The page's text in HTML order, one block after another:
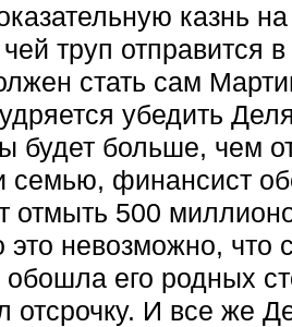
казнь
труп отправится в
стать сам
убедить
будет больше, чем
семью, финансист
отмыть 500
это невозможно, что
обошла его родных
отсрочку. И все же